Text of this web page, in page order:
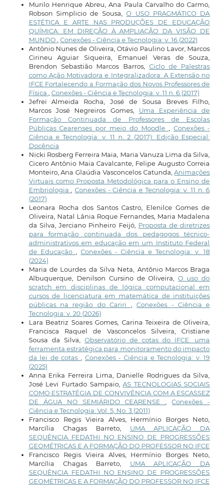
Murilo Henrique Abreu, Ana Paula Carvalho do Carmo,
Robson Simplicio de Sousa,O USO PRAGMÁTICO DA
ESTÉTICA E ARTE NAS PRODUÇÕES DE EDUCAÇÃO
QUÍMICA: EM DIREÇÃO À AMPLIAÇÃO DA VISÃO DE
MUNDO, Conexões - Ciência e Tecnologia: v. 16 (2022)
Antônio Nunes de Oliveira, Otávio Paulino Lavor, Marcos
Cirineu Aguiar Siqueira, Emanuel Veras de Souza,
Brendon Sebastião Marcos Barros, Ciclo de Palestras
como Ação Motivadora e Integralizadora: A Extensão no
IFCE Fortalecendo a Formação dos Novos Professores de
Física , Conexões - Ciência e Tecnologia: v. 11 n. 6 (2017)
Jefrei Almeida Rocha, José de Sousa Breves Filho,
Marcos José Negreiros Gomes, Uma Experiência de
Formação Continuada de Professores de Escolas
Públicas Cearenses por meio do Moodle , Conexões -
Ciência e Tecnologia: v. 11 n. 2 (2017): Edição Especial:
Docência
Nicki Rosberg Ferreira Maia, Maria Vanuza Lima da Silva,
Cicero Antônio Maia Cavalcante, Felipe Augusto Correia
Monteiro, Ana Glaúdia Vasconcelos Catunda,Animações
Virtuais como Proposta Metodológica para o Ensino de
Embriologia, Conexões - Ciência e Tecnologia: v. 11 n. 6
(2017)
Leonara Rocha dos Santos Castro, Elenilce Gomes de
Oliveira, Natal Lânia Roque Fernandes, Maria Madalena
da Silva, Jerciano Pinheiro Feijó, Proposta de diretrizes
para formação continuada dos pedagogos técnico-
administrativos em educação em um Instituto Federal
de Educação , Conexões - Ciência e Tecnologia: v. 18
(2024)
Maria de Lourdes da Silva Neta, Antônio Marcos Braga
Albuquerque, Denilson Cursino de Oliveira,O uso do
scratch em disciplinas de lógica computacional em
cursos de licenciatura em matemática de instituições
públicas na região do Cariri ,Conexões - Ciência e
Tecnologia: v. 20 (2026)
Lara Beatriz Soares Gomes, Carina Teixeira de Oliveira,
Francisca Raquel de Vasconcelos Silveira, Cristiane
Sousa da Silva, Observatório de cotas do IFCE: uma
ferramenta estratégica para monitoramento do impacto
da lei de cotas, Conexões - Ciência e Tecnologia: v. 19
(2025)
Anna Erika Ferreira Lima, Danielle Rodrigues da Silva,
José Levi Furtado Sampaio,AS TECNOLOGIAS SOCIAIS
COMO ESTRATÉGIA DE CONVIVÊNCIA COM A ESCASSEZ
DE ÁGUA NO SEMIÁRIDO CEARENSE,Conexões -
Ciência e Tecnologia: Vol. 5, No. 3 (2011)
Francisco Regis Vieira Alves, Hermínio Borges Neto,
Marcília Chagas Barreto, UMA APLICAÇÃO DA
SEQUÊNCIA FEDATHI NO ENSINO DE PROGRESSÕES
GEOMÉTRICAS E A FORMAÇÃO DO PROFESSOR NO IFCE
Francisco Regis Vieira Alves, Hermínio Borges Neto,
Marcília Chagas Barreto, UMA APLICAÇÃO DA
SEQUÊNCIA FEDATHI NO ENSINO DE PROGRESSÕES
GEOMÉTRICAS E A FORMAÇÃO DO PROFESSOR NO IFCE